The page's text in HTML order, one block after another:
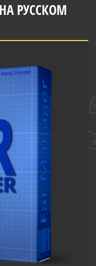
НА РУССКОМ